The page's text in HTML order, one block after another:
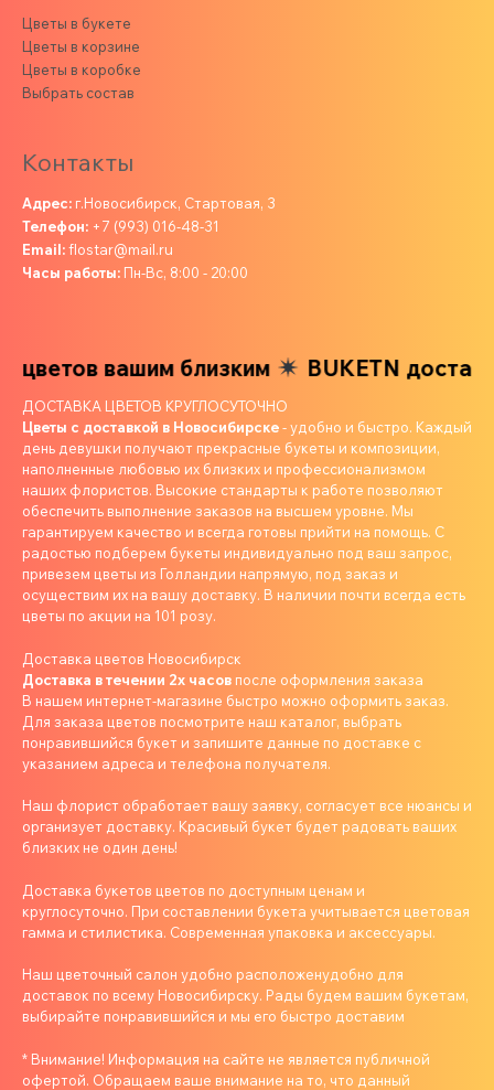
Цветы в букете
Цветы в корзине
Цветы в коробке
Выбрать состав
Контакты
Адрес: г.Новосибирск, Стартовая, 3
Телефон: +7 (993) 016-48-31
Email:flostar@mail.ru
Часы работы: Пн-Вс, 8:00 - 20:00
цветов вашим близким BUKETN
ДОСТАВКА ЦВЕТОВ КРУГЛОСУТОЧНО
Цветы с доставкой в Новосибирске- удобно и быстро. Каждый
день девушки получают прекрасные букеты и композиции,
наполненные любовью их близких и профессионализмом
наших флористов. Высокие стандарты к работе позволяют
обеспечить выполнение заказов на высшем уровне. Мы
гарантируем качество и всегда готовы прийти на помощь. С
радостью подберем букеты индивидуально под ваш запрос,
привезем цветы из Голландии напрямую, под заказ и
осуществим их на вашу доставку. В наличии почти всегда есть
цветы по акции на 101 розу.
Доставка цветов Новосибирск
Доставка в течении 2х часов после оформления заказа
В нашем интернет-магазине быстро можно оформить заказ.
Для заказа цветов посмотрите наш каталог, выбрать
понравившийся букет и запишите данные по доставке с
указанием адреса и телефона получателя.
Наш флорист обработает вашу заявку, согласует все нюансы и
организует доставку. Красивый букет будет радовать ваших
близких не один день!
Доставка букетов цветов по доступным ценам и
круглосуточно. При составлении букета учитывается цветовая
гамма и стилистика. Современная упаковка и аксессуары.
Наш цветочный салон удобно расположенудобно для
доставок по всему Новосибирску. Рады будем вашим букетам,
выбирайте понравившийся и мы его быстро доставим
* Внимание! Информация на сайте не является публичной
офертой. Обращаем ваше внимание на то, что данный